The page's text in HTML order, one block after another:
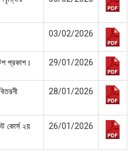
03/02/2026
প্রকাশ। 29/01/2026
28/01/2026
কোর্স ২য়
26/01/2026